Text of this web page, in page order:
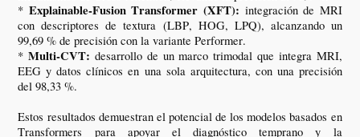
* Explainable-Fusion Transformer (XFT): integración de MRI
con descriptores de textura (LBP, HOG, LPQ), alcanzando un
99,69 % de precisión con la variante Performer.
*Multi-CVT: desarrollo de un marco trimodal que integra MRI,
EEG y datos clínicos en una sola arquitectura, con una precisión
del 98,33 %.
Estos resultados demuestran el potencial de los modelos basados en
Transformers para apoyar el diagnóstico temprano y la